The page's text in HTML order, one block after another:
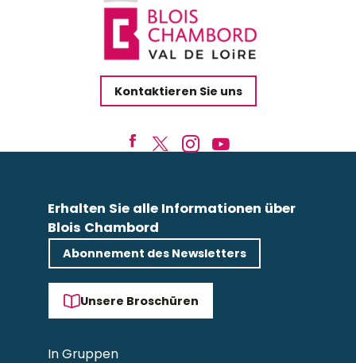
Kontaktieren Sie uns
Erhalten Sie alle Informationen über
Blois Chambord
Abonnement des Newsletters
Unsere Broschüren
In Gruppen